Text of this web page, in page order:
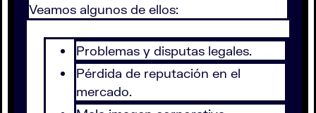
Veamos algunos de ellos:
Problemas y disputas legales.
Pérdida de reputación en el
mercado.